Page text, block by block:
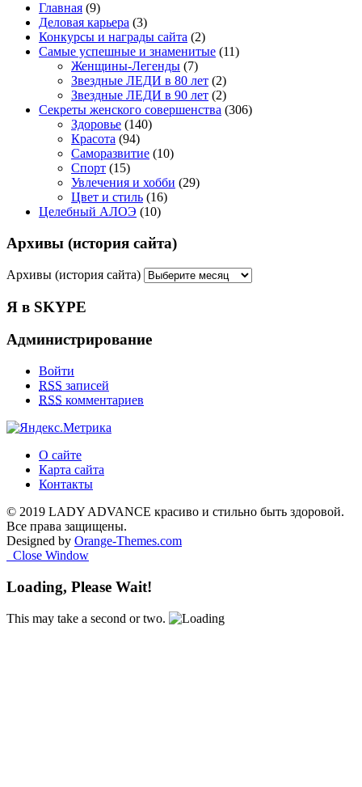
Главная (9)
Деловая карьера (3)
Конкурсы и награды сайта (2)
Самые успешные и знаменитые (11)
Женщины-Легенды (7)
Звездные ЛЕДИ в 80 лет (2)
Звездные ЛЕДИ в 90 лет (2)
Секреты женского совершенства (306)
Здоровье (140)
Красота (94)
Саморазвитие (10)
Спорт (15)
Увлечения и хобби (29)
Цвет и стиль (16)
Целебный АЛОЭ (10)
Архивы (история сайта)
Архивы (история сайта)
Я в SKYPE
Администрирование
Войти
RSS записей
RSS комментариев
О сайте
Карта сайта
Контакты
© 2019 LADY ADVANCE красиво и стильно быть здоровой.
Все права защищены.
Designed by Orange-Themes.com
Close Window
Loading, Please Wait!
This may take a second or two.